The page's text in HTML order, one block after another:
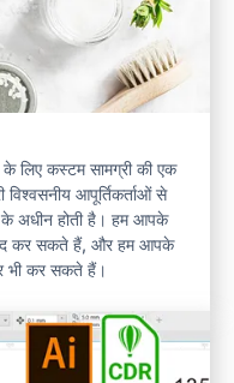
लिए कस्टम सामग्री की एक
विश्वसनीय आपूर्तिकर्ताओं से
के अधीन होती है। हम आपके
कर सकते हैं, और हम आपके
भी कर सकते हैं।